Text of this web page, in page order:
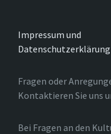
Impressum und
Datenschutzerklärung
Fragen oder
Kontaktieren Sie uns
Bei Fragen an den